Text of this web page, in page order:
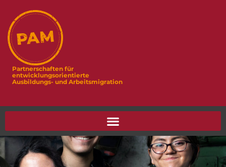
Partnerschaften für
entwicklungsorientierte
Ausbildungs- und Arbeitsmigration